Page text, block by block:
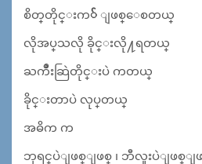
စိတ္​တိုင္​းက် ျဖစ္​​ေစတယ္​
လိုအပ္​သလို ခိုင္​းလို႔ရတယ္
ႀကိဳးဆြဲတိုင္​းပဲ ကတယ္​
ခိုင္​းတာပဲ လုပ္​တယ္​
အဓိက က​
ဘုရင္​​ပဲျဖစ္​ျဖစ္​ ၊ ဘီလူးပဲျဖစ္​ျ